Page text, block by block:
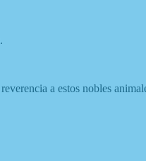
a estos nobles